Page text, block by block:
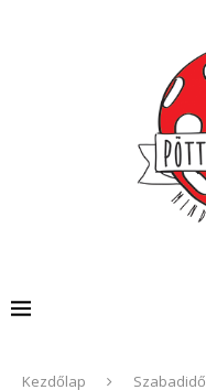
Kezdőlap Szabadidő